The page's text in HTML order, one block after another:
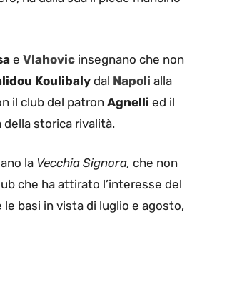
e Vlahovic insegnano che non
Koulibaly dal Napoli alla
il club del patron Agnelli ed il
storica rivalità.
la Vecchia Signora, che non
che ha attirato l’interesse del
basi in vista di luglio e agosto,